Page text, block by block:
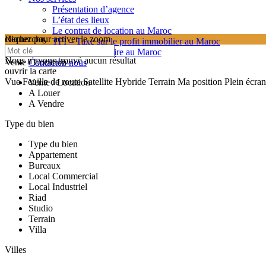
Présentation d’agence
L’état des lieux
Le contrat de location au Maroc
TPI – Taxe sur le profit immobilier au Maroc
Les frais de notaire au Maroc
Contactez-nous
cliquez pour activer le zoom
searching...
Nous n'avons trouvé aucun résultat
ouvrir la carte
Vue Feuille de route Satellite Hybride Terrain Ma position Plein écran
Recherche
Vente / Location
Vente / Location
A Louer
A Vendre
Type du bien
Type du bien
Appartement
Bureaux
Local Commercial
Local Industriel
Riad
Studio
Terrain
Villa
Villes